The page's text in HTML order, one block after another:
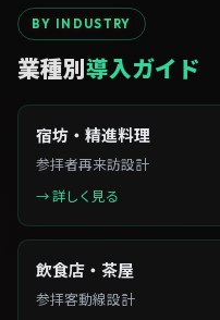
BY INDUSTRY
業種別導入ガイド
宿坊・精進料理
参拝者再来訪設計
→ 詳しく見る
飲食店・茶屋
参拝客動線設計